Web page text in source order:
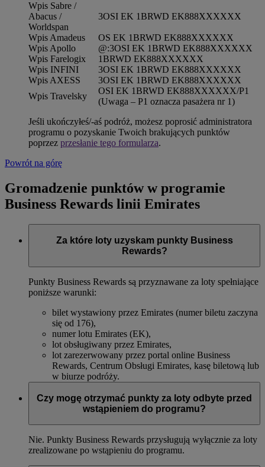
Wpis Sabre /
Abacus /
Worldspan
3OSI EK 1BRWD EK888XXXXXX
Wpis Amadeus
OS EK 1BRWD EK888XXXXXX
Wpis Apollo
@:3OSI EK 1BRWD EK888XXXXXX
Wpis Farelogix
1BRWD EK888XXXXXX
Wpis INFINI
3OSI EK 1BRWD EK888XXXXXX
Wpis AXESS
3OSI EK 1BRWD EK888XXXXXX
Wpis Travelsky
OSI EK 1BRWD EK888XXXXXX/P1
(Uwaga – P1 oznacza pasażera nr 1)
Jeśli ukończyłeś/-aś podróż, możesz poprosić administratora
programu o pozyskanie Twoich brakujących punktów
poprzez przesłanie tego formularza.
Powrót na górę
Gromadzenie punktów w programie
Business Rewards linii Emirates
Za które loty uzyskam punkty Business
Rewards?
Punkty Business Rewards są przyznawane za loty spełniające
poniższe warunki:
bilet wystawiony przez Emirates (numer biletu zaczyna
się od 176),
numer lotu Emirates (EK),
lot obsługiwany przez Emirates,
lot zarezerwowany przez portal online Business
Rewards, Centrum Obsługi Emirates, kasę biletową lub
w biurze podróży.
Czy mogę otrzymać punkty za loty odbyte przed
wstąpieniem do programu?
Nie. Punkty Business Rewards przysługują wyłącznie za loty
zrealizowane po wstąpieniu do programu.